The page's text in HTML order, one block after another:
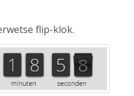
flip-klok.